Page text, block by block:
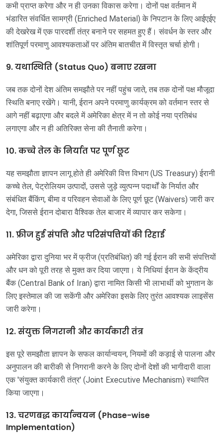
कभी प्राप्त करेगा और न ही उनका विकास करेगा। दोनों पक्ष वर्तमान में
भंडारित संवर्धित सामग्री (Enriched Material) के निपटान के लिए आईएईए
की देखरेख में एक पारदर्शी तंत्र बनाने पर सहमत हुए हैं। संवर्धन के स्तर और
शांतिपूर्ण परमाणु आवश्यकताओं पर अंतिम बातचीत में विस्तृत चर्चा होगी।
9. यथास्थिति (Status Quo) बनाए रखना
जब तक दोनों देश अंतिम समझौते पर नहीं पहुंच जाते, तब तक दोनों पक्ष मौजूदा
स्थिति बनाए रखेंगे। यानी, ईरान अपने परमाणु कार्यक्रम को वर्तमान स्तर से
आगे नहीं बढ़ाएगा और बदले में अमेरिका क्षेत्र में न तो कोई नया प्रतिबंध
लगाएगा और न ही अतिरिक्त सेना की तैनाती करेगा।
10. कच्चे तेल के निर्यात पर पूर्ण छूट
यह समझौता ज्ञापन लागू होते ही अमेरिकी वित्त विभाग (US Treasury) ईरानी
कच्चे तेल, पेट्रोलियम उत्पादों, उससे जुड़े व्युत्पन्न पदार्थों के निर्यात और
संबंधित बैंकिंग, बीमा व परिवहन सेवाओं के लिए पूर्ण छूट (Waivers) जारी कर
देगा, जिससे ईरान दोबारा वैश्विक तेल बाजार में व्यापार कर सकेगा।
11. फ्रीज हुई संपत्ति और परिसंपत्तियों की रिहाई
अमेरिका द्वारा दुनिया भर में फ्रीज (प्रतिबंधित) की गई ईरान की सभी संपत्तियों
और धन को पूरी तरह से मुक्त कर दिया जाएगा। ये निधियां ईरान के केंद्रीय
बैंक (Central Bank of Iran) द्वारा नामित किसी भी लाभार्थी को भुगतान के
लिए इस्तेमाल की जा सकेंगी और अमेरिका इसके लिए तुरंत आवश्यक लाइसेंस
जारी करेगा।
12. संयुक्त निगरानी और कार्यकारी तंत्र
इस पूरे समझौता ज्ञापन के सफल कार्यान्वयन, नियमों की कड़ाई से पालना और
अनुपालन की बारीकी से निगरानी करने के लिए दोनों देशों की भागीदारी वाला
एक 'संयुक्त कार्यकारी तंत्र' (Joint Executive Mechanism) स्थापित
किया जाएगा।
13. चरणबद्ध कार्यान्वयन (Phase-wise
Implementation)